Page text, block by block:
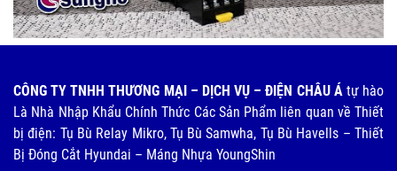
CÔNG TY TNHH THƯƠNG MẠI – DỊCH VỤ – ĐIỆN CHÂU Átự hào
Là Nhà Nhập Khẩu Chính Thức Các Sản Phẩm liên quan về Thiết
bị điện: Tụ Bù Relay Mikro, Tụ Bù Samwha, Tụ Bù Havells – Thiết
Bị Đóng Cắt Hyundai – Máng Nhựa YoungShin